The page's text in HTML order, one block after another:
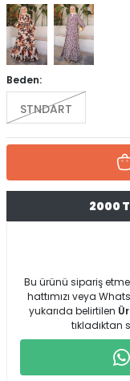
Beden:
STNDART
2000
Bu ürünü sipariş
hattımızı veya
yukarıda belirtilen
tıkladıktan